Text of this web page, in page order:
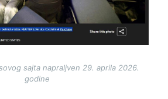
sajta napraljven 29. aprila 2026.
godine